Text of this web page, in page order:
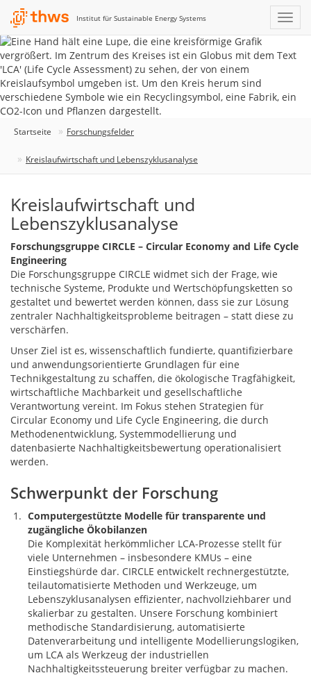
Institut für Sustainable Energy Systems
Startseite Forschungsfelder
Kreislaufwirtschaft und Lebenszyklusanalyse
Kreislaufwirtschaft und
Lebenszyklusanalyse
Forschungsgruppe CIRCLE – Circular Economy and Life Cycle
Engineering
Die Forschungsgruppe CIRCLE widmet sich der Frage, wie
technische Systeme, Produkte und Wertschöpfungsketten so
gestaltet und bewertet werden können, dass sie zur Lösung
zentraler Nachhaltigkeitsprobleme beitragen – statt diese zu
verschärfen.
Unser Ziel ist es, wissenschaftlich fundierte, quantifizierbare
und anwendungsorientierte Grundlagen für eine
Technikgestaltung zu schaffen, die ökologische Tragfähigkeit,
wirtschaftliche Machbarkeit und gesellschaftliche
Verantwortung vereint. Im Fokus stehen Strategien für
Circular Economy und Life Cycle Engineering, die durch
Methodenentwicklung, Systemmodellierung und
datenbasierte Nachhaltigkeitsbewertung operationalisiert
werden.
Schwerpunkt der Forschung
Computergestützte Modelle für transparente und
zugängliche Ökobilanzen
Die Komplexität herkömmlicher LCA-Prozesse stellt für
viele Unternehmen – insbesondere KMUs – eine
Einstiegshürde dar. CIRCLE entwickelt rechnergestützte,
teilautomatisierte Methoden und Werkzeuge, um
Lebenszyklusanalysen effizienter, nachvollziehbarer und
skalierbar zu gestalten. Unsere Forschung kombiniert
methodische Standardisierung, automatisierte
Datenverarbeitung und intelligente Modellierungslogiken,
um LCA als Werkzeug der industriellen
Nachhaltigkeitssteuerung breiter verfügbar zu machen.